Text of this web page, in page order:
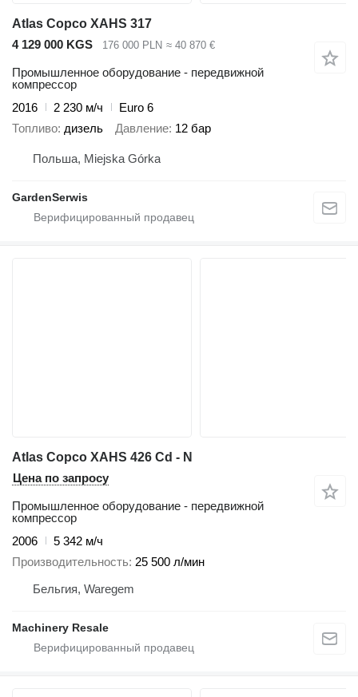
Atlas Copco XAHS 317
4 129 000 KGS
176 000 PLN ≈ 40 870 €
Промышленное оборудование - передвижной
компрессор
2016
2 230 м/ч
Euro 6
Топливо дизель Давление 12 бар
Польша, Miejska Górka
GardenSerwis
Atlas Copco XAHS 426 Cd - N
Цена по запросу
Промышленное оборудование - передвижной
компрессор
2006
5 342 м/ч
Производительность 25 500 л/мин
Бельгия, Waregem
Machinery Resale